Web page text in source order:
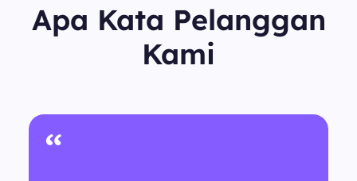
Apa Kata Pelanggan
Kami
“